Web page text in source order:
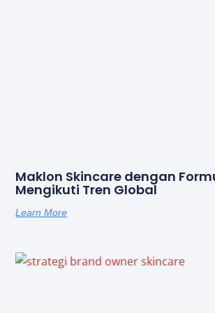
Maklon Skincare dengan
Mengikuti Tren Global
Learn More